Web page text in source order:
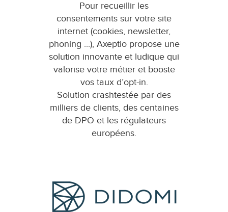
Pour recueillir les
consentements sur votre site
internet (cookies, newsletter,
phoning ...), Axeptio propose une
solution innovante et ludique qui
valorise votre métier et booste
vos taux d’opt-in.
Solution crashtestée par des
milliers de clients, des centaines
de DPO et les régulateurs
européens.